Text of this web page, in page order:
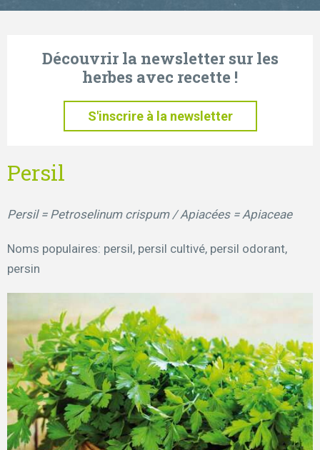
Découvrir la newsletter sur les
herbes avec recette !
S'inscrire à la newsletter
Persil
Persil = Petroselinum crispum / Apiacées = Apiaceae
Noms populaires: persil, persil cultivé, persil odorant,
persin